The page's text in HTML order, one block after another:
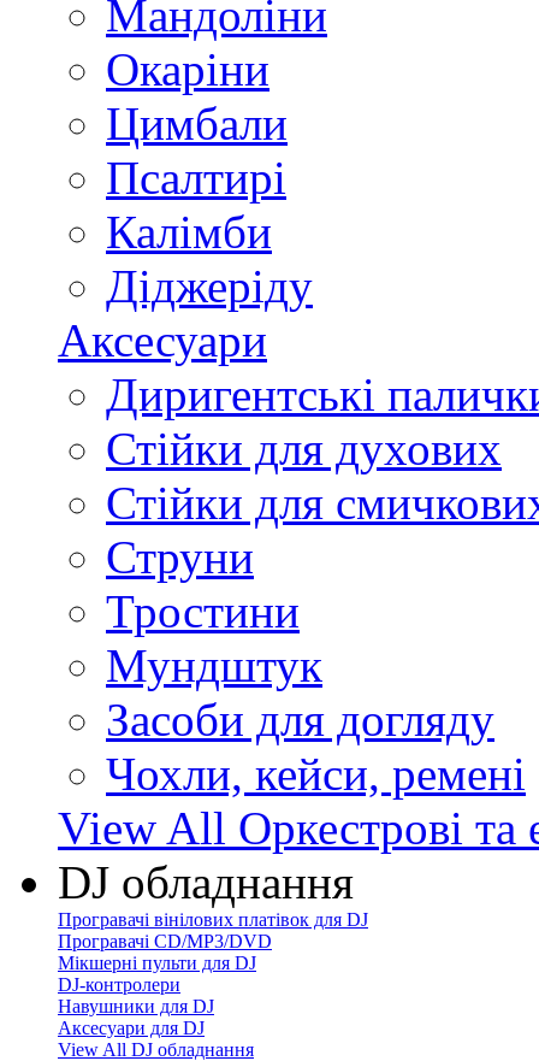
Мандоліни
Окаріни
Цимбали
Псалтирі
Калімби
Діджеріду
Аксесуари
Диригентські
Стійки для духових
Стійки для
Струни
Тростини
Мундштук
Засоби для догляду
Чохли, кейси, ремені
View All Оркестрові та
DJ обладнання
Програвачі вінілових платівок для DJ
Програвачі CD/MP3/DVD
Мікшерні пульти для DJ
DJ-контролери
Навушники для DJ
Аксесуари для DJ
View All DJ обладнання